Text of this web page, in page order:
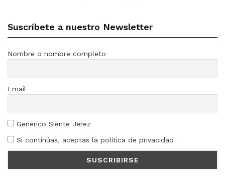
Suscríbete a nuestro Newsletter
Nombre o nombre completo
Email
Genérico Siente Jerez
Si continúas, aceptas la política de privacidad